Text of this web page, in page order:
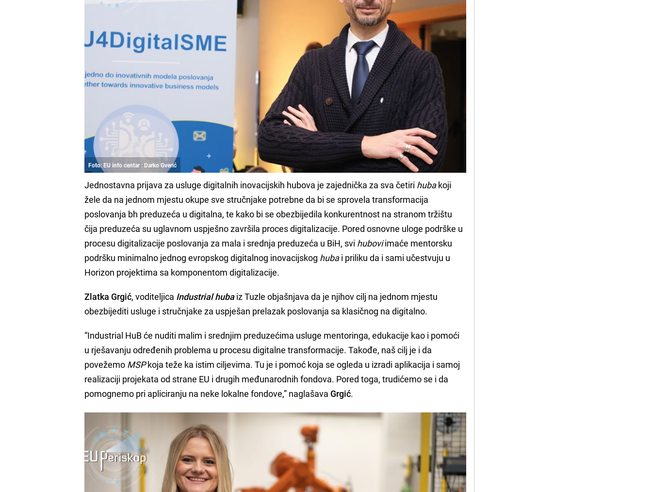
Foto: EU info centar : Darko Gverić
Jednostavna prijava za usluge digitalnih inovacijskih hubova je zajednička za sva četiri hubakoji
žele da na jednom mjestu okupe sve stručnjake potrebne da bi se sprovela transformacija
poslovanja bh preduzeća u digitalna, te kako bi se obezbijedila konkurentnost na stranom tržištu
čija preduzeća su uglavnom uspješno završila proces digitalizacije. Pored osnovne uloge podrške u
procesu digitalizacije poslovanja za mala i srednja preduzeća u BiH, svi huboviimaće mentorsku
podršku minimalno jednog evropskog digitalnog inovacijskog hubai priliku da i sami učestvuju u
Horizon projektima sa komponentom digitalizacije.
Zlatka Grgić, voditeljica Industrial hubaiz Tuzle objašnjava da je njihov cilj na jednom mjestu
obezbijediti usluge i stručnjake za uspješan prelazak poslovanja sa klasičnog na digitalno.
“Industrial HuB će nuditi malim i srednjim preduzećima usluge mentoringa, edukacije kao i pomoći
u rješavanju određenih problema u procesu digitalne transformacije. Takođe, naš cilj je i da
povežemo MSPkoja teže ka istim ciljevima. Tu je i pomoć koja se ogleda u izradi aplikacija i samoj
realizaciji projekata od strane EU i drugih međunarodnih fondova. Pored toga, trudićemo se i da
pomognemo pri apliciranju na neke lokalne fondove,” naglašava Grgić.